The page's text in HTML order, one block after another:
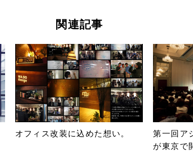
関連記事
オフィス改装に込めた想い。
第一回ア
が東京で